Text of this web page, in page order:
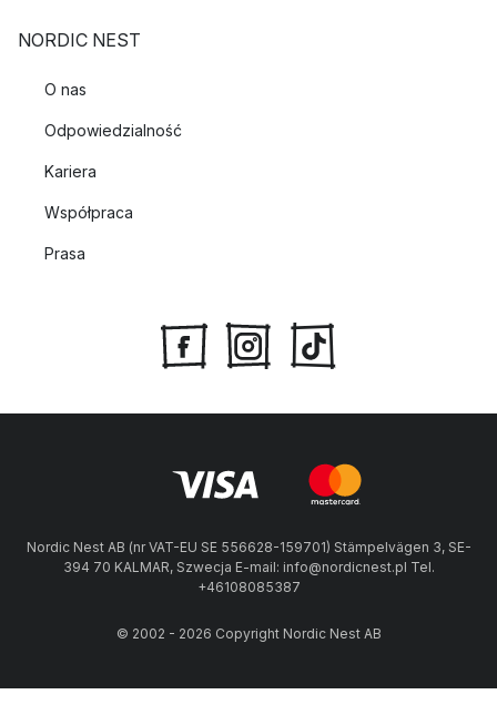
NORDIC NEST
O nas
Odpowiedzialność
Kariera
Współpraca
Prasa
Nordic Nest AB (nr VAT-EU SE 556628-159701) Stämpelvägen 3, SE-
394 70 KALMAR, Szwecja E-mail: info@nordicnest.pl Tel.
+46108085387
© 2002 - 2026 Copyright Nordic Nest AB